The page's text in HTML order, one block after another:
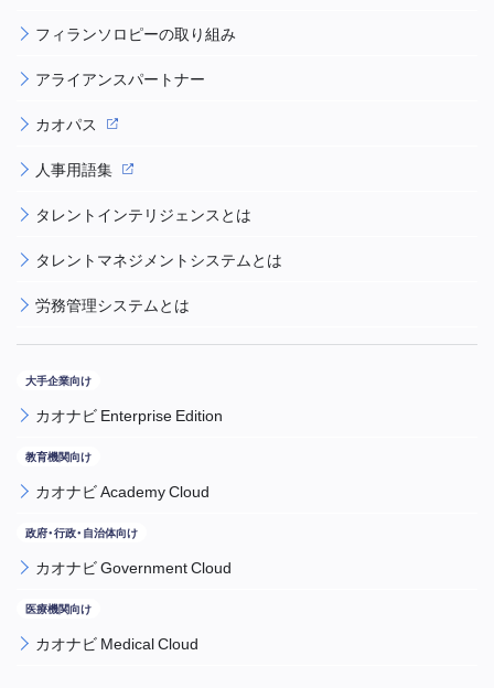
フィランソロピーの取り組み
アライアンスパートナー
カオパス
人事用語集
タレントインテリジェンスとは
タレントマネジメントシステムとは
労務管理システムとは
カオナビ Enterprise Edition
カオナビ Academy Cloud
カオナビ Government Cloud
カオナビ Medical Cloud